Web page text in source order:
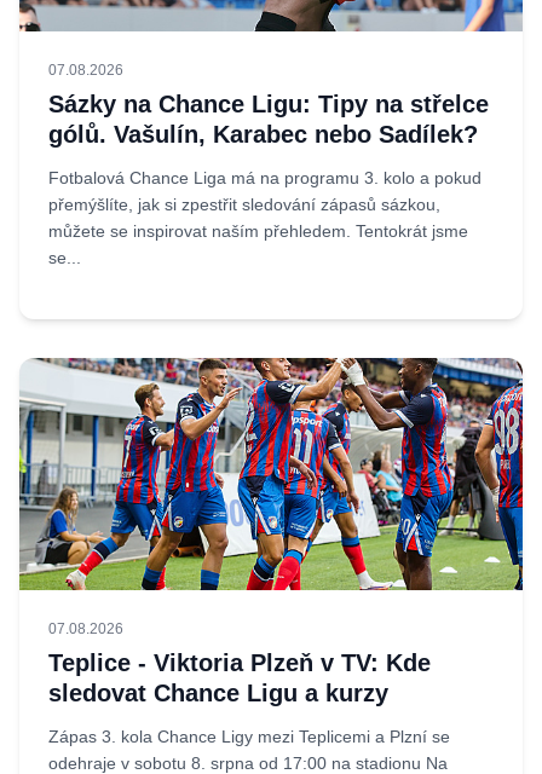
07.08.2026
Sázky na Chance Ligu: Tipy na střelce
gólů. Vašulín, Karabec nebo Sadílek?
Fotbalová Chance Liga má na programu 3. kolo a pokud
přemýšlíte, jak si zpestřit sledování zápasů sázkou,
můžete se inspirovat naším přehledem. Tentokrát jsme
se...
07.08.2026
Teplice - Viktoria Plzeň v TV: Kde
sledovat Chance Ligu a kurzy
Zápas 3. kola Chance Ligy mezi Teplicemi a Plzní se
odehraje v sobotu 8. srpna od 17:00 na stadionu Na